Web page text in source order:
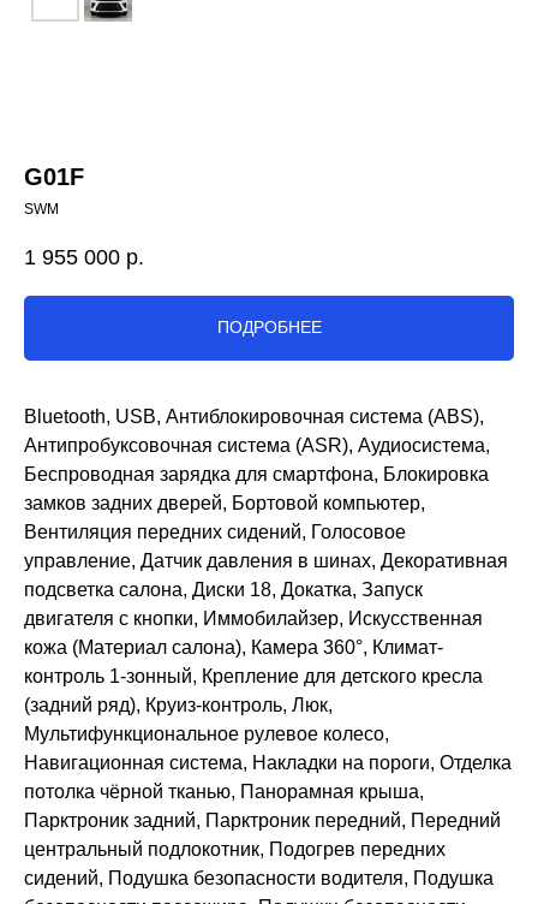
G01F
SWM
1 955 000 р.
ПОДРОБНЕЕ
Bluetooth, USB, Антиблокировочная система (ABS),
Антипробуксовочная система (ASR), Аудиосистема,
Беспроводная зарядка для смартфона, Блокировка
замков задних дверей, Бортовой компьютер,
Вентиляция передних сидений, Голосовое
управление, Датчик давления в шинах, Декоративная
подсветка салона, Диски 18, Докатка, Запуск
двигателя с кнопки, Иммобилайзер, Искусственная
кожа (Материал салона), Камера 360°, Климат-
контроль 1-зонный, Крепление для детского кресла
(задний ряд), Круиз-контроль, Люк,
Мультифункциональное рулевое колесо,
Навигационная система, Накладки на пороги, Отделка
потолка чёрной тканью, Панорамная крыша,
Парктроник задний, Парктроник передний, Передний
центральный подлокотник, Подогрев передних
сидений, Подушка безопасности водителя, Подушка